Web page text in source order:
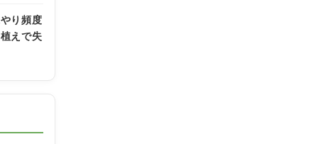
り頻度
えで失